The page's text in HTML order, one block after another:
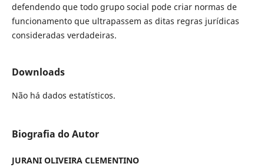
defendendo que todo grupo social pode criar normas de
funcionamento que ultrapassem as ditas regras jurídicas
consideradas verdadeiras.
Downloads
Não há dados estatísticos.
Biografia do Autor
JURANI OLIVEIRA CLEMENTINO